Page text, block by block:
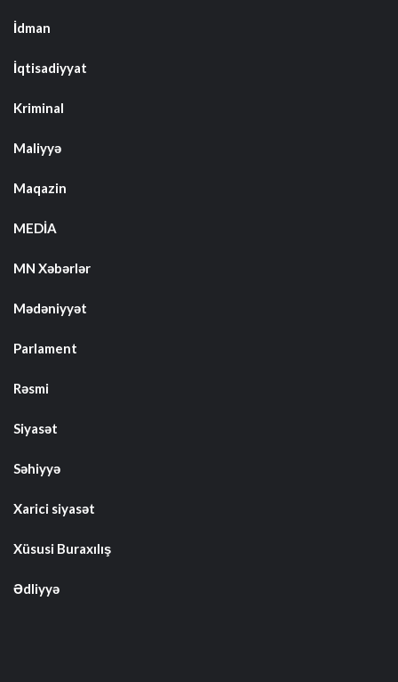
İdman
İqtisadiyyat
Kriminal
Maliyyə
Maqazin
MEDİA
MN Xəbərlər
Mədəniyyət
Parlament
Rəsmi
Siyasət
Səhiyyə
Xarici siyasət
Xüsusi Buraxılış
Ədliyyə